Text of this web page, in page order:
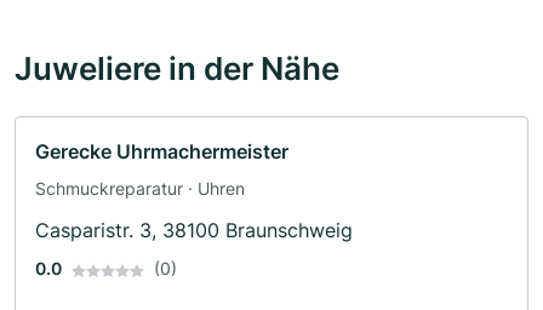
Juweliere in der Nähe
Gerecke Uhrmachermeister
Schmuckreparatur · Uhren
Casparistr. 3, 38100 Braunschweig
0.0 (0)